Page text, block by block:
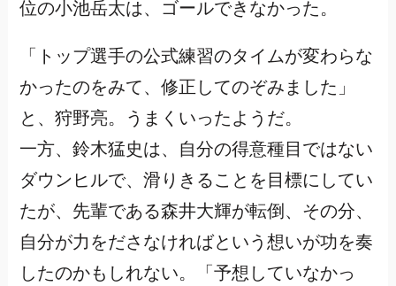
位の小池岳太は、ゴールできなかった。
「トップ選手の公式練習のタイムが変わらな
かったのをみて、修正してのぞみました」
と、狩野亮。うまくいったようだ。
一方、鈴木猛史は、自分の得意種目ではない
ダウンヒルで、滑りきることを目標にしてい
たが、先輩である森井大輝が転倒、その分、
自分が力をださなければという想いが功を奏
したのかもしれない。「予想していなかっ